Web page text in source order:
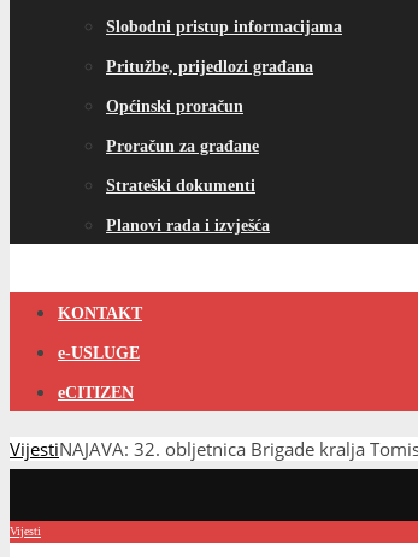
Slobodni pristup informacijama
Pritužbe, prijedlozi građana
Općinski proračun
Proračun za građane
Strateški dokumenti
Planovi rada i izvješća
KONTAKT
e-USLUGE
eCITIZEN
VijestiNAJAVA: 32. obljetnica Brigade kralja
Vijesti